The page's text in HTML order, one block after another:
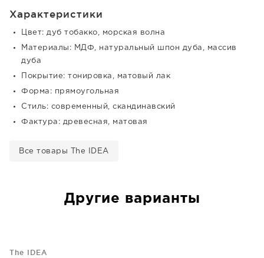
Характеристики
Цвет: дуб тобакко, морская волна
Материалы: МДФ, натуральный шпон дуба, массив
дуба
Покрытие: тонировка, матовый лак
Форма: прямоугольная
Стиль: современный, скандинавский
Фактура: древесная, матовая
Все товары The IDEA
Другие варианты
The IDEA